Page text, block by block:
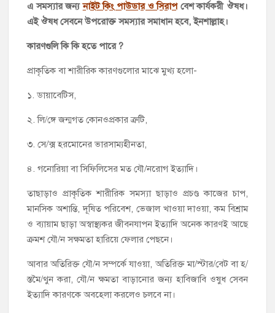
এ সমস্যার জন্যনাইট কিং পাউডার ও সিরাপবেশ কার্যকরী ঔষধ।
এই ঔষধ সেবনে উপরোক্ত সমস্যার সমাধান হবে, ইনশাল্লাহ।
কারণগুলি কি কি হতে পারে ?
প্রাকৃতিক বা শারীরিক কারণগুলোর মাঝে মুখ্য হলো-
১. ডায়াবেটিস,
২. লি/ঙ্গে জন্মগত কোনওপ্রকার ত্রুটি,
৩. সে/ক্স হরমোনের ভারসাম্যহীনতা,
৪. গনোরিয়া বা সিফিলিসের মত যৌ/নরোগ ইত্যাদি।
তাছাড়াও প্রাকৃতিক শারীরিক সমস্যা ছাড়াও প্রচণ্ড কাজের চাপ,
মানসিক অশান্তি, দূষিত পরিবেশ, ভেজাল খাওয়া দাওয়া, কম বিশ্রাম
ও ব্যায়াম ছাড়া অস্বাস্থ্যকর জীবনযাপন ইত্যাদি অনেক কারণই আছে
ক্রমশ যৌ/ন সক্ষমতা হারিয়ে ফেলার পেছনে।
আবার অতিরিক্ত যৌ/ন সম্পর্কে যাওয়া, অতিরিক্ত মা/স্টার/বেট বা হ/
স্তমৈ/থুন করা, যৌ/ন ক্ষমতা বাড়ানোর জন্য হাবিজাবি ওষুধ সেবন
ইত্যাদি কারণকে অবহেলা করলেও চলবে না।